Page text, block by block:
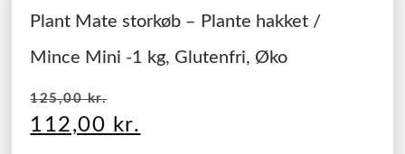
Plant Mate storkøb – Plante hakket /
Mince Mini -1 kg, Glutenfri, Øko
125,00kr.
112,00 kr.